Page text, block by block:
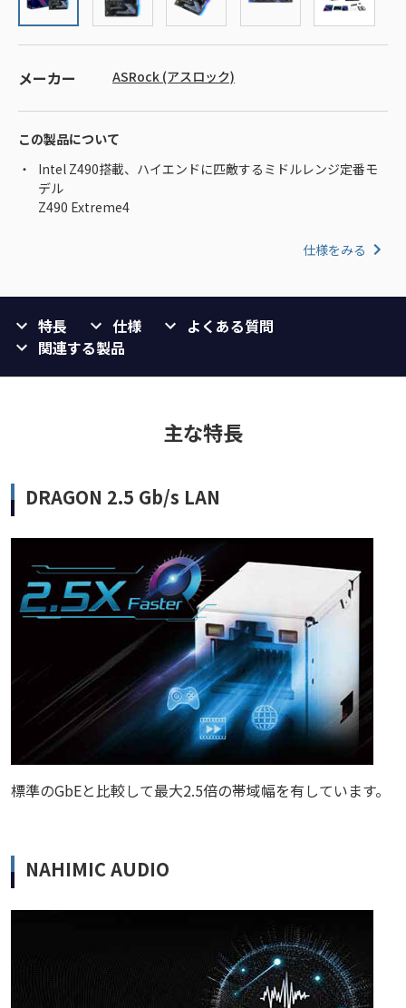
メーカー ASRock (アスロック)
この製品について
Intel Z490搭載、ハイエンドに匹敵するミドルレンジ定番モ
デル
Z490 Extreme4
仕様をみる
特長 仕様
よくある質問
関連する製品
主な特長
DRAGON 2.5 Gb/s LAN
標準のGbEと比較して最大2.5倍の帯域幅を有しています。
NAHIMIC AUDIO